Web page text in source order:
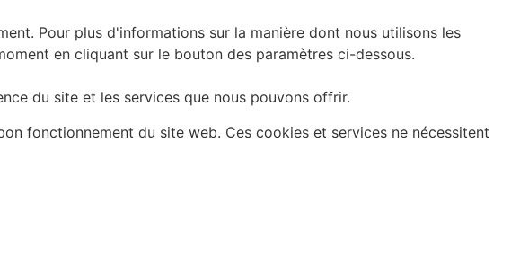
Pour plus d'informations sur la manière dont nous utilisons les
en cliquant sur le bouton des paramètres ci-dessous.
du site et les services que nous pouvons offrir.
fonctionnement du site web. Ces cookies et services ne nécessitent